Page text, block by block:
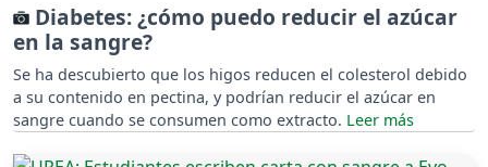
Diabetes: ¿cómo puedo reducir el azúcar
en la sangre?
Se ha descubierto que los higos reducen el colesterol debido
a su contenido en pectina, y podrían reducir el azúcar en
sangre cuando se consumen como extracto.